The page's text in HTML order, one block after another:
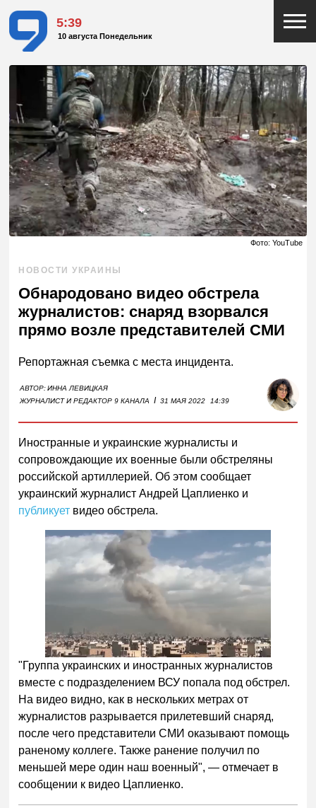
5:39
10 августа Понедельник
Фото: YouTube
НОВОСТИ УКРАИНЫ
Обнародовано видео обстрела
журналистов: снаряд взорвался
прямо возле представителей СМИ
Репортажная съемка с места инцидента.
АВТОР:ИННА ЛЕВИЦКАЯ
ЖУРНАЛИСТ И РЕДАКТОР 9 КАНАЛА
I 31 МАЯ 2022 14:39
Иностранные и украинские журналисты и
сопровождающие их военные были обстреляны
российской артиллерией. Об этом сообщает
украинский журналист Андрей Цаплиенко и
публикует видео обстрела.
"Группа украинских и иностранных журналистов
вместе с подразделением ВСУ попала под обстрел.
На видео видно, как в нескольких метрах от
журналистов разрывается прилетевший снаряд,
после чего представители СМИ оказывают помощь
раненому коллеге. Также ранение получил по
меньшей мере один наш военный", — отмечает в
сообщении к видео Цаплиенко.